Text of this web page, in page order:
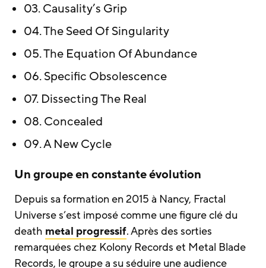
03. Causality’s Grip
04. The Seed Of Singularity
05. The Equation Of Abundance
06. Specific Obsolescence
07. Dissecting The Real
08. Concealed
09. A New Cycle
Un groupe en constante évolution
Depuis sa formation en 2015 à Nancy, Fractal
Universe s’est imposé comme une figure clé du
death metal progressif. Après des sorties
remarquées chez Kolony Records et Metal Blade
Records, le groupe a su séduire une audience